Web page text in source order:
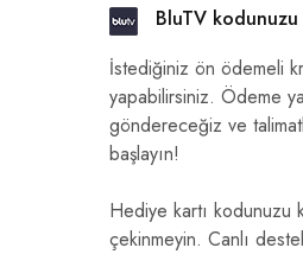
BluTV kodunuzu
İstediğiniz ön ödemeli
yapabilirsiniz. Ödeme
göndereceğiz ve
başlayın!
Hediye kartı kodunuzu
çekinmeyin. Canlı